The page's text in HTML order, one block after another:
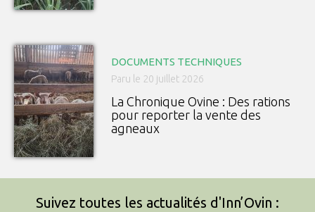
DOCUMENTS TECHNIQUES
Paru le 20 juillet 2026
La Chronique Ovine : Des rations
pour reporter la vente des
agneaux
Suivez toutes les actualités d'Inn’Ovin :